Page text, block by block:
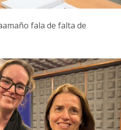
fala de falta de